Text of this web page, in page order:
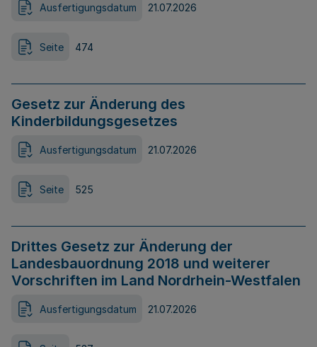
Ausfertigungsdatum 21.07.2026
Seite 474
Gesetz zur Änderung des
Kinderbildungsgesetzes
Ausfertigungsdatum 21.07.2026
Seite 525
Drittes Gesetz zur Änderung der
Landesbauordnung 2018 und weiterer
Vorschriften im Land Nordrhein-Westfalen
Ausfertigungsdatum 21.07.2026